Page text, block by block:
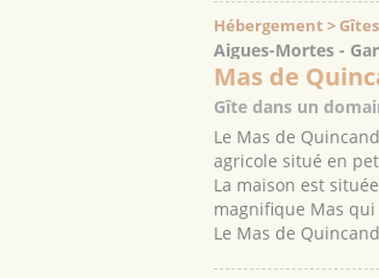
Hébergement >
Aigues-Mortes -
Mas de
Gîte dans un
Le Mas de
agricole situé en
La maison est
magnifique Mas
Le Mas de